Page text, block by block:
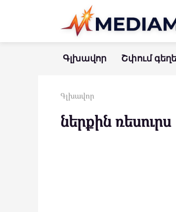
Գլխավոր Շփում
Գլխավոր
ներքին ռեսուրս